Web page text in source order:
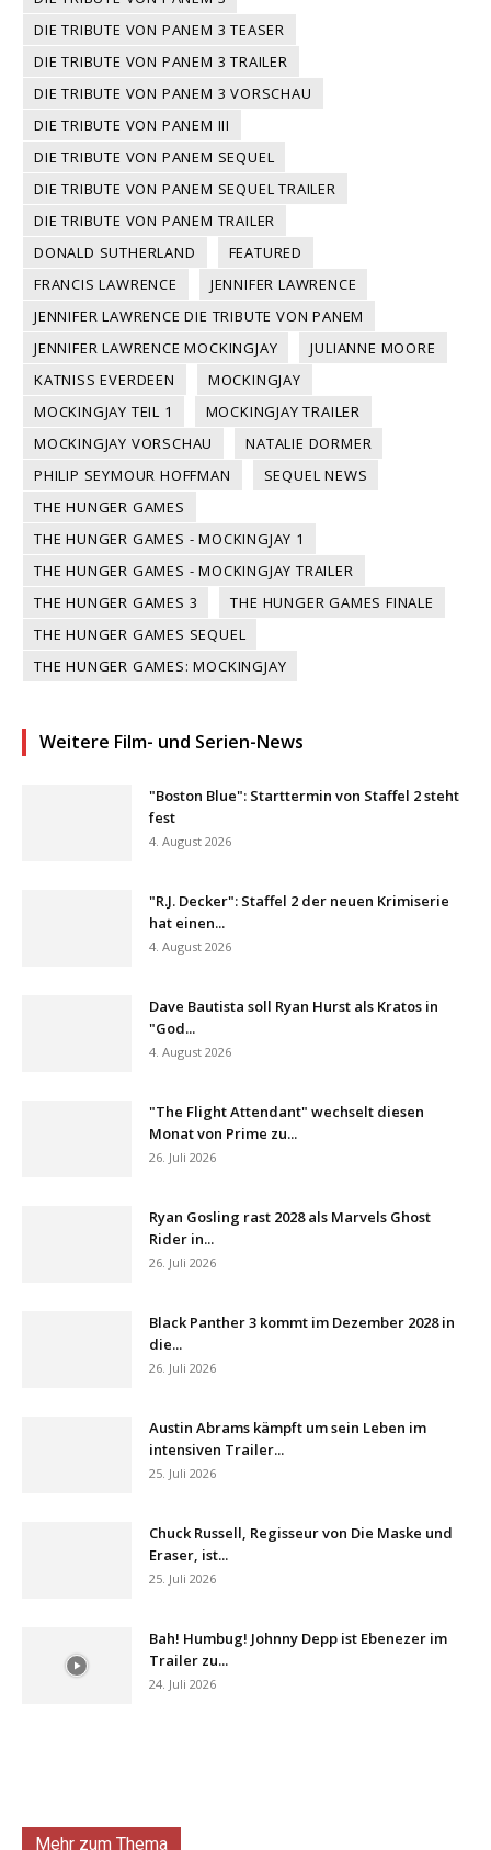
DIE TRIBUTE VON PANEM 3 TEASER
DIE TRIBUTE VON PANEM 3 TRAILER
DIE TRIBUTE VON PANEM 3 VORSCHAU
DIE TRIBUTE VON PANEM III
DIE TRIBUTE VON PANEM SEQUEL
DIE TRIBUTE VON PANEM SEQUEL TRAILER
DIE TRIBUTE VON PANEM TRAILER
DONALD SUTHERLAND
FEATURED
FRANCIS LAWRENCE
JENNIFER LAWRENCE
JENNIFER LAWRENCE DIE TRIBUTE VON PANEM
JENNIFER LAWRENCE MOCKINGJAY
JULIANNE MOORE
KATNISS EVERDEEN
MOCKINGJAY
MOCKINGJAY TEIL 1
MOCKINGJAY TRAILER
MOCKINGJAY VORSCHAU
NATALIE DORMER
PHILIP SEYMOUR HOFFMAN
SEQUEL NEWS
THE HUNGER GAMES
THE HUNGER GAMES - MOCKINGJAY 1
THE HUNGER GAMES - MOCKINGJAY TRAILER
THE HUNGER GAMES 3
THE HUNGER GAMES FINALE
THE HUNGER GAMES SEQUEL
THE HUNGER GAMES: MOCKINGJAY
Weitere Film- und Serien-News
"Boston Blue": Starttermin von Staffel 2 steht
fest
4. August 2026
"R.J. Decker": Staffel 2 der neuen Krimiserie
hat einen...
4. August 2026
Dave Bautista soll Ryan Hurst als Kratos in
"God...
4. August 2026
"The Flight Attendant" wechselt diesen
Monat von Prime zu...
26. Juli 2026
Ryan Gosling rast 2028 als Marvels Ghost
Rider in...
26. Juli 2026
Black Panther 3 kommt im Dezember 2028 in
die...
26. Juli 2026
Austin Abrams kämpft um sein Leben im
intensiven Trailer...
25. Juli 2026
Chuck Russell, Regisseur von Die Maske und
Eraser, ist...
25. Juli 2026
Bah! Humbug! Johnny Depp ist Ebenezer im
Trailer zu...
24. Juli 2026
Mehr zum Thema